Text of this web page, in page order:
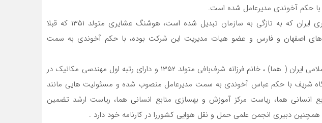
حکم آخوندی مدیرعامل شده است.
در شرکت عمران و بهسازی شهری ایران که به تازگی به سازمان تبدیل شده است، هوشنگ عشایری متولد ۱۳۵۱ که قبلا
های اصفهان و فارس و عضو هیات مدیریت این شرکت بوده، با حکم آخوندی به سمت
در شرکت هواپیمایی جمهوری اسلامی ایران ( هما) ، خانم فرزانه شرف‌بافی متولد ۱۳۵۲ و دارای رتبه اول مهندسی مکانیک در
شریف با حکم عباس آخوندی به سمت مدیرعامل منصوب شده و مسئولیت هایی مانند
انسانی هما، ریاست مرکز آموزش و بهسازی منابع انسانی هما، ریاست ارشد تضمین
دبیری انجمن علمی حمل ‌و نقل هوایی کشوررا در کارنامه خود دارد .